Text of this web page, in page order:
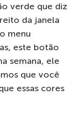
verde que diz
da janela
menu
este botão
semana, ele
que você
essas cores